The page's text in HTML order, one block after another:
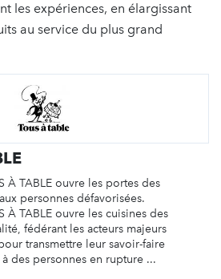
les expériences, en élargissant
au service du plus grand
À TABLE ouvre les portes des
personnes défavorisées.
À TABLE ouvre les cuisines des
fédérant les acteurs majeurs
transmettre leur savoir-faire
des personnes en rupture ...